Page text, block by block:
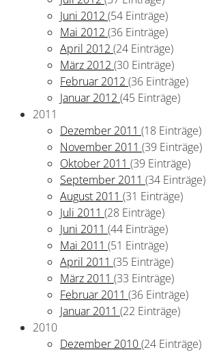
Juni 2012 (54 Einträge)
Mai 2012 (36 Einträge)
April 2012 (24 Einträge)
März 2012 (30 Einträge)
Februar 2012 (36 Einträge)
Januar 2012 (45 Einträge)
2011
Dezember 2011 (18 Einträge)
November 2011 (39 Einträge)
Oktober 2011 (39 Einträge)
September 2011 (34 Einträge)
August 2011 (31 Einträge)
Juli 2011 (28 Einträge)
Juni 2011 (44 Einträge)
Mai 2011 (51 Einträge)
April 2011 (35 Einträge)
März 2011 (33 Einträge)
Februar 2011 (36 Einträge)
Januar 2011 (22 Einträge)
2010
Dezember 2010(24 Einträge)